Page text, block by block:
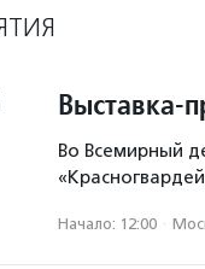
Выставка-
Во Всемирный
Начало: 12:00 ·